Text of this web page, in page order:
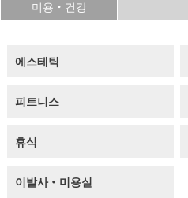
미용・건강
에스테틱
피트니스
휴식
이발사・미용실